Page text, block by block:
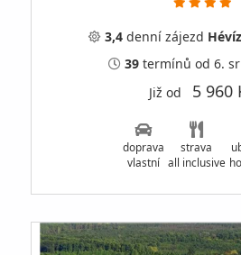
3,4 denní zájezd Hévíz
39 termínů od 6.
Již od 5 960
doprava
vlastní
strava
all inclusive